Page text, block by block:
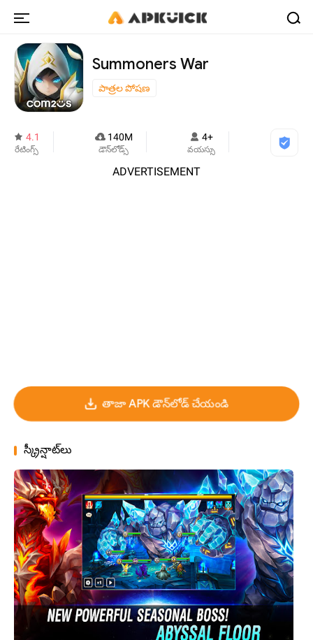
Summoners War
పాత్రల పోషణ
4.1
రేటింగ్స్
140M
డౌన్‌లోడ్స్
4+
వయస్సు
ADVERTISEMENT
తాజా APK డౌన్‌లోడ్ చేయండి
స్క్రీన్షాట్‌లు